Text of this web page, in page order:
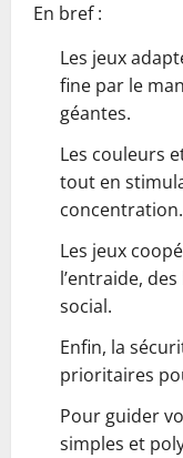
En bref :
Les jeux
fine par le
géantes.
Les couleurs
tout en
concentration.
Les jeux
l’entraide,
social.
Enfin, la
prioritaires
Pour guider
simples et